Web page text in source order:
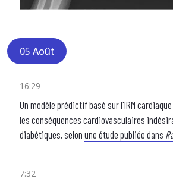
05 Août
16:29
Un modèle prédictif basé sur l'IRM
les conséquences cardiovasculaires
diabétiques, selon une étude publiée dans
7:32